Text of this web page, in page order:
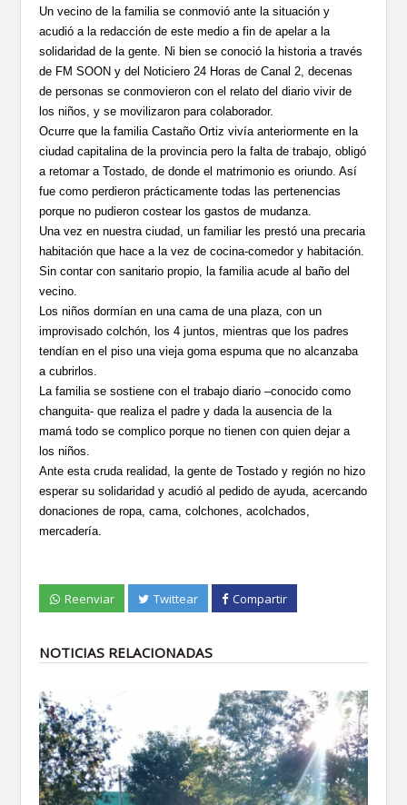
Un vecino de la familia se conmovió ante la situación y
acudió a la redacción de este medio a fin de apelar a la
solidaridad de la gente. Ni bien se conoció la historia a través
de FM SOON y del Noticiero 24 Horas de Canal 2, decenas
de personas se conmovieron con el relato del diario vivir de
los niños, y se movilizaron para colaborador.
Ocurre que la familia Castaño Ortiz vivía anteriormente en la
ciudad capitalina de la provincia pero la falta de trabajo, obligó
a retomar a Tostado, de donde el matrimonio es oriundo. Así
fue como perdieron prácticamente todas las pertenencias
porque no pudieron costear los gastos de mudanza.
Una vez en nuestra ciudad, un familiar les prestó una precaria
habitación que hace a la vez de cocina-comedor y habitación.
Sin contar con sanitario propio, la familia acude al baño del
vecino.
Los niños dormían en una cama de una plaza, con un
improvisado colchón, los 4 juntos, mientras que los padres
tendían en el piso una vieja goma espuma que no alcanzaba
a cubrirlos.
La familia se sostiene con el trabajo diario –conocido como
changuita- que realiza el padre y dada la ausencia de la
mamá todo se complico porque no tienen con quien dejar a
los niños.
Ante esta cruda realidad, la gente de Tostado y región no hizo
esperar su solidaridad y acudió al pedido de ayuda, acercando
donaciones de ropa, cama, colchones, acolchados,
mercadería.
Reenviar Twittear Compartir
NOTICIAS RELACIONADAS